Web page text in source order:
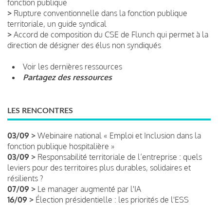
fonction publique
> Rupture conventionnelle dans la fonction publique
territoriale, un guide syndical
> Accord de composition du CSE de Flunch qui permet à la
direction de désigner des élus non syndiqués
Voir les dernières ressources
Partagez des ressources
LES RENCONTRES
03/09 > Webinaire national « Emploi et Inclusion dans la
fonction publique hospitalière »
03/09 > Responsabilité territoriale de l’entreprise : quels
leviers pour des territoires plus durables, solidaires et
résilients ?
07/09 > Le manager augmenté par l'IA
16/09 > Élection présidentielle : les priorités de l'ESS